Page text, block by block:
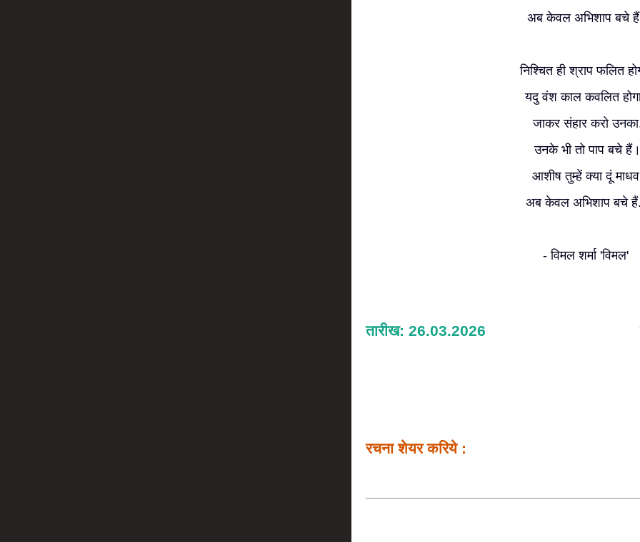
अब केवल अभिशाप बचे
निश्चित ही श्राप फलित
यदु वंश काल कवलित
जाकर संहार करो
उनके भी तो पाप बचे हैं।
आशीष तुम्हें क्या दूं
अब केवल अभिशाप बचे
- विमल शर्मा 'विमल'
तारीख: 26.03.2026
रचना शेयर करिये :